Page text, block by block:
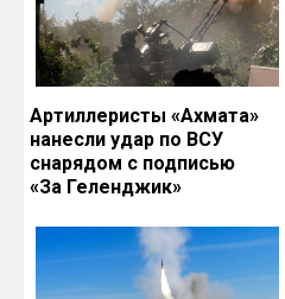
Артиллеристы «Ахмата»
нанесли удар по ВСУ
снарядом с подписью
«За Геленджик»